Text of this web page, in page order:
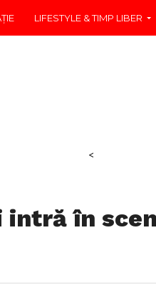
LIFESTYLE & TIMP LIBER
<
intră în